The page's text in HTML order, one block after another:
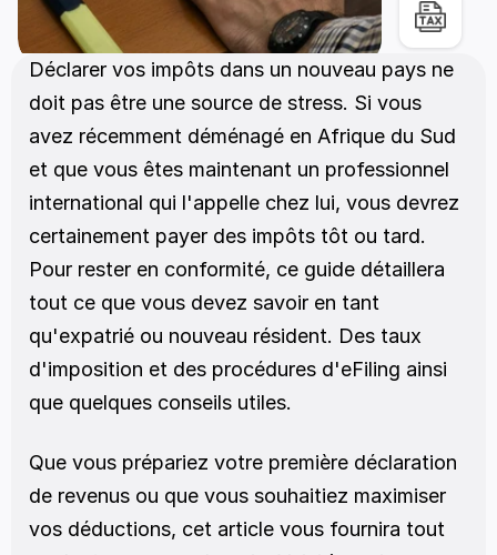
Déclarer vos impôts dans un nouveau pays ne
doit pas être une source de stress. Si vous
avez récemment déménagé en Afrique du Sud
et que vous êtes maintenant un professionnel
international qui l'appelle chez lui, vous devrez
certainement payer des impôts tôt ou tard.
Pour rester en conformité, ce guide détaillera
tout ce que vous devez savoir en tant
qu'expatrié ou nouveau résident. Des taux
d'imposition et des procédures d'eFiling ainsi
que quelques conseils utiles.
Que vous prépariez votre première déclaration
de revenus ou que vous souhaitiez maximiser
vos déductions, cet article vous fournira tout